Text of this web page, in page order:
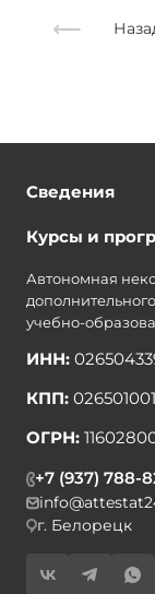
Сведения
Курсы и
Автономная
учебно-
ИНН:
КПП: 026501001
ОГРН:
+7 (937) 788-
г. Белорецк